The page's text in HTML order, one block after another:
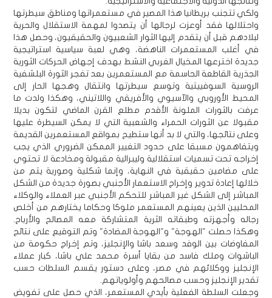
ولكي تتجنب بريطانيا هذا المصير في مستعمراتها ومناطق سيطرتها
واحتلالها فقد أوعزت لرجالها أن يتصدوا لمهمة الاستقلال والحرية
لبلادهم قبل أن يتقدم إليها الثوار الشعبيون والحقيقيون، وحصل هذا
في أغلب المستعمرات الناهضة، وهي لعبة سياسية استراتيجية
جديدة اخترعها المخيال الغربي النشط بهدف إجهاض الحركات الثورية
الجذرية القاطعة الحاسمة مع المستعمرين بعد تفجر الثورة البلشفية
الروسية السوفييتية وتوسع سيطرتها وانتقال وهجها الحار إلى
المحيط الأوروبي والآسيوي والأفريقي واللاتيني، وهكذا ولدت ما
عرفت بالثورات الملونة الأقدم مطلع القرن الماضي لتكون بديلا
مقبولا عن الثورات الحمراء والشعبية التي لا يمكن السيطرة عليها
وعلى نتائجها، والتي لا بد أنها ستطيح بمواقع المستعمرين القديمة
ويتفاهمون مسبقا على حدود التغيير الممكن الضروري الذي يجب
إخراجه تحت تسميات استقلالية وليبرالية مقبولة ومخادعة لا تحتوي
على مضامين حقيقية في النهاية، وإنما شكلية وصورية يتم من
خلالها إعادة تدوير وإخراج الاستعمار الأجنبي بصورة جديدة من الشكل
المباشر إلى الشكل غير المباشر للتحكم الأجنبي عبر العملاء والوكلاء
المحليين الذين يعينهم المستعمر ملوكا وحكاما يختارهم من أخلص
رجاله وأجهزته وطبقاته الثرية المتشاركة معه المصالح والأرباح.
وهكذا حصلت "الهوجة" و"الهوجة المضادة" وتم التوقيع على نتائج
المفاوضات بين الوفد وسعد باشا والإنجليز، وتم إخراج حكومة من
الباشوات وملك فاسد من بقايا أسرة محمد علي باشا، كبار عملاء
الإنجليز ووكلائهم في مصر، وعلى دستور يقسم السلطات حسب
تقدير الإنجليز وحسب مصالحهم وأولوياتهم.
وجعلت السلطة الفعلية بأيدي المستعمر، الذي حصل على تفويض